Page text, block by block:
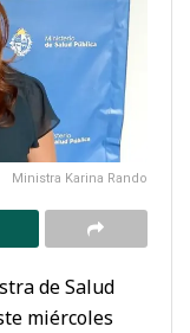
Ministra Karina Rando
de Salud
miércoles